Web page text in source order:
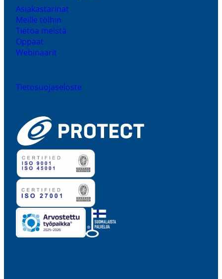
Asiakas­ta­rinat
Meille töihin
Tietoa meistä
Oppaat
Webinaarit
Tieto­suo­ja­se­loste